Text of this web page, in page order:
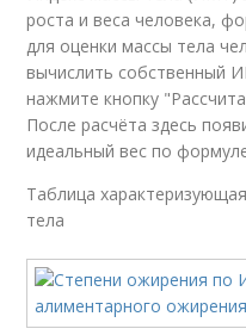
роста и веса человека,
для оценки массы тела
вычислить собственный
нажмите кнопку
После расчёта здесь
идеальный вес по
Таблица
тела